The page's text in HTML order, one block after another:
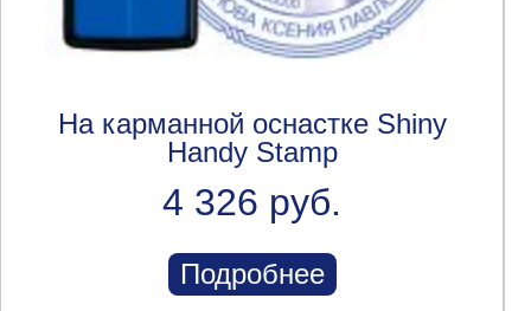
На карманной оснастке Shiny
Handy Stamp
4 326 руб.
Подробнее